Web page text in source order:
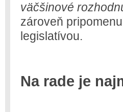
väčšinové
zároveň
legislatívou.
Na rade je